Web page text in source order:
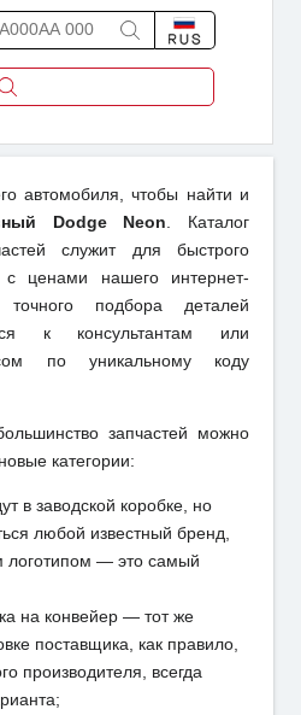
автомобиля, чтобы найти и
Dodge Neon . Каталог
служит для быстрого
ценами нашего интернет-
подбора деталей
к консультантам или
по уникальному коду
запчастей можно
категории:
в заводской коробке, но
любой известный бренд,
логотипом — это самый
на конвейер — тот же
поставщика, как правило,
производителя, всегда